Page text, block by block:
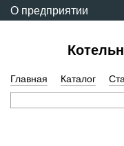
О предприятии
Главная Каталог